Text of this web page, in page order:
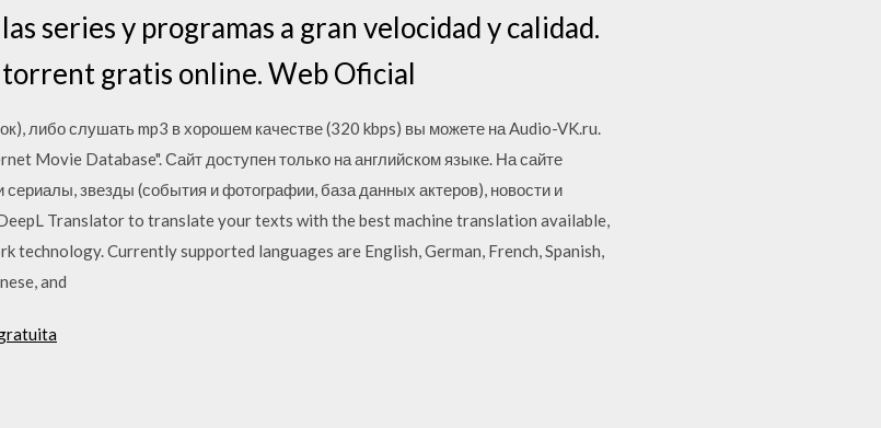
series y programas a gran velocidad y calidad.
torrent gratis online. Web Oficial
либо слушать mp3 в хорошем качестве (320 kbps) вы можете на Audio-VK.ru.
Movie Database". Сайт доступен только на английском языке. На сайте
звезды (события и фотографии, база данных актеров), новости и
Translator to translate your texts with the best machine translation available,
technology. Currently supported languages are English, German, French, Spanish,
and